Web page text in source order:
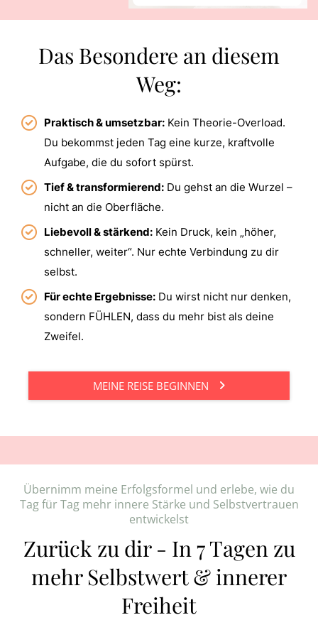
Das Besondere an diesem
Weg:
Praktisch & umsetzbar: Kein Theorie-Overload.
Du bekommst jeden Tag eine kurze, kraftvolle
Aufgabe, die du sofort spürst.
Tief & transformierend: Du gehst an die Wurzel –
nicht an die Oberfläche.
Liebevoll & stärkend: Kein Druck, kein „höher,
schneller, weiter“. Nur echte Verbindung zu dir
selbst.
Für echte Ergebnisse: Du wirst nicht nur denken,
sondern FÜHLEN, dass du mehr bist als deine
Zweifel.
MEINE REISE BEGINNEN
Übernimm meine Erfolgsformel und erlebe, wie du
Tag für Tag mehr innere Stärke und Selbstvertrauen
entwickelst
Zurück zu dir - In 7 Tagen zu
mehr Selbstwert & innerer
Freiheit